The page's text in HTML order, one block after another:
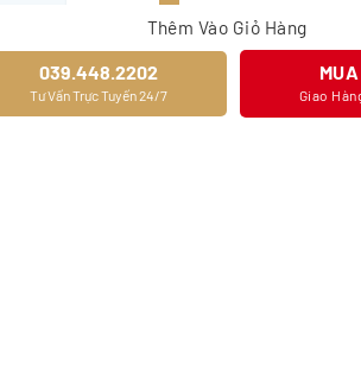
Thêm Vào Giỏ Hàng
039.448.2202
Tư Vấn Trực Tuyến 24/7 Giao